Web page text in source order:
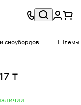
сноубордов Шлемы
₸